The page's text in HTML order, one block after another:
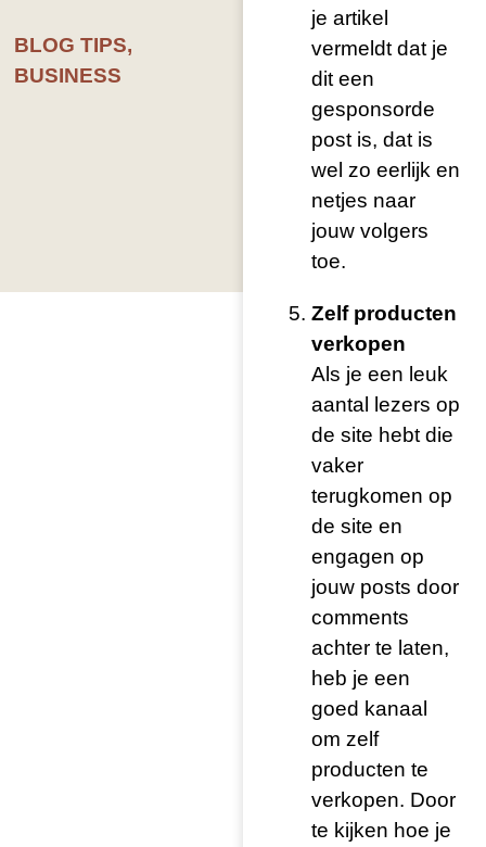
BLOG TIPS,
BUSINESS
je artikel
vermeldt dat je
dit een
gesponsorde
post is, dat is
wel zo eerlijk en
netjes naar
jouw volgers
toe.
Zelf producten
verkopen
Als je een leuk
aantal lezers op
de site hebt die
vaker
terugkomen op
de site en
engagen op
jouw posts door
comments
achter te laten,
heb je een
goed kanaal
om zelf
producten te
verkopen. Door
te kijken hoe je